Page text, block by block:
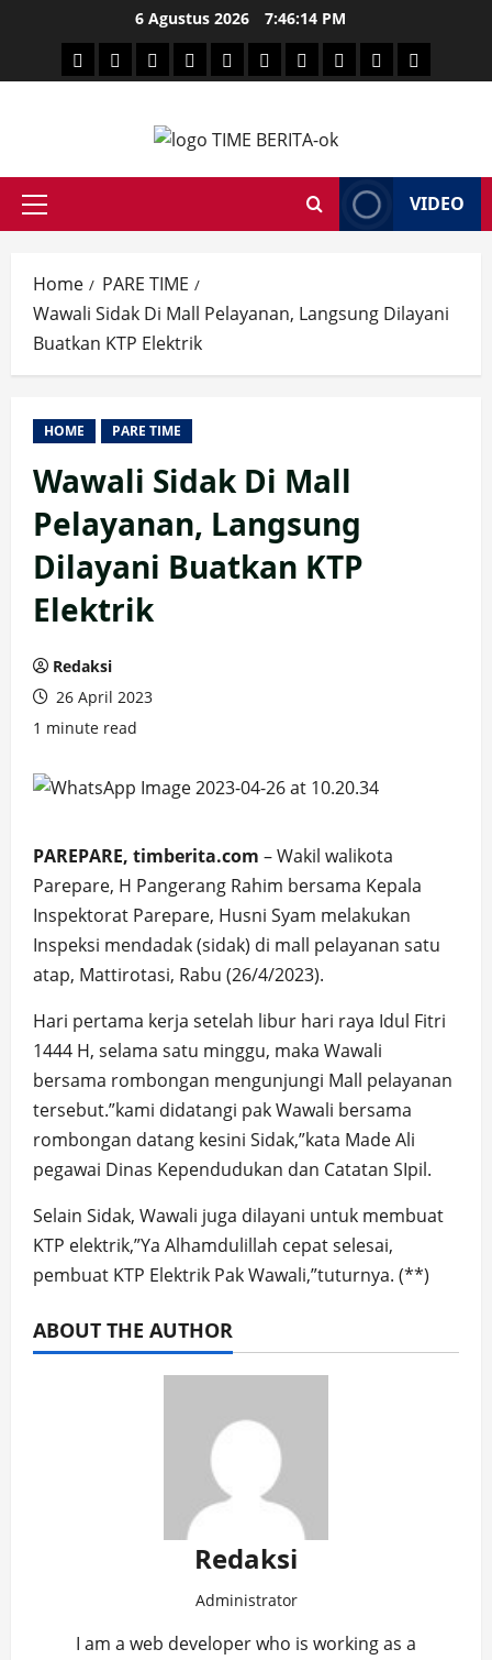
content
6 Agustus 2026 7:46:15 PM
HEADLINE
PARESULSELBAR
POLITIKHUKRIMNASIONAL
PENKESSPORTAINMENT
DUNIAMEDSOS
Primary
VIDEO
Home
PARE TIME
Wawali Sidak Di Mall Pelayanan, Langsung Dilayani
Buatkan KTP Elektrik
HOME PARE TIME
Wawali Sidak Di Mall
Pelayanan, Langsung
Dilayani Buatkan KTP
Elektrik
Redaksi
26 April 2023
1 minute read
PAREPARE, timberita.com – Wakil walikota
Parepare, H Pangerang Rahim bersama Kepala
Inspektorat Parepare, Husni Syam melakukan
Inspeksi mendadak (sidak) di mall pelayanan satu
atap, Mattirotasi, Rabu (26/4/2023).
Hari pertama kerja setelah libur hari raya Idul Fitri
1444 H, selama satu minggu, maka Wawali
bersama rombongan mengunjungi Mall pelayanan
tersebut.”kami didatangi pak Wawali bersama
rombongan datang kesini Sidak,”kata Made Ali
pegawai Dinas Kependudukan dan Catatan SIpil.
Selain Sidak, Wawali juga dilayani untuk membuat
KTP elektrik,”Ya Alhamdulillah cepat selesai,
pembuat KTP Elektrik Pak Wawali,”tuturnya. (**)
ABOUT THE AUTHOR
Redaksi
Administrator
I am a web developer who is working as a